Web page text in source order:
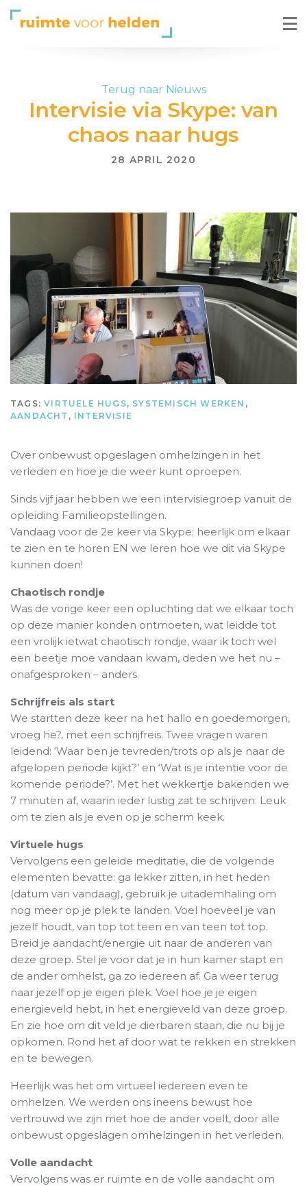
Terug naar Nieuws
Intervisie via Skype: van
chaos naar hugs
28 APRIL 2020
TAGS:VIRTUELE HUGS, SYSTEMISCH WERKEN ,
AANDACHT , INTERVISIE
Over onbewust opgeslagen omhelzingen in het
verleden en hoe je die weer kunt oproepen.
Sinds vijf jaar hebben we een intervisiegroep vanuit de
opleiding Familieopstellingen.
Vandaag voor de 2e keer via Skype: heerlijk om elkaar
te zien en te horen EN we leren hoe we dit via Skype
kunnen doen!
Chaotisch rondje
Was de vorige keer een opluchting dat we elkaar toch
op deze manier konden ontmoeten, wat leidde tot
een vrolijk ietwat chaotisch rondje, waar ik toch wel
een beetje moe vandaan kwam, deden we het nu –
onafgesproken – anders.
Schrijfreis als start
We startten deze keer na het hallo en goedemorgen,
vroeg he?, met een schrijfreis. Twee vragen waren
leidend: ‘Waar ben je tevreden/trots op als je naar de
afgelopen periode kijkt?’ en ‘Wat is je intentie voor de
komende periode?’. Met het wekkertje bakenden we
7 minuten af, waarin ieder lustig zat te schrijven. Leuk
om te zien als je even op je scherm keek.
Virtuele hugs
Vervolgens een geleide meditatie, die de volgende
elementen bevatte: ga lekker zitten, in het heden
(datum van vandaag), gebruik je uitademhaling om
nog meer op je plek te landen. Voel hoeveel je van
jezelf houdt, van top tot teen en van teen tot top.
Breid je aandacht/energie uit naar de anderen van
deze groep. Stel je voor dat je in hun kamer stapt en
de ander omhelst, ga zo iedereen af. Ga weer terug
naar jezelf op je eigen plek. Voel hoe je je eigen
energieveld hebt, in het energieveld van deze groep.
En zie hoe om dit veld je dierbaren staan, die nu bij je
opkomen. Rond het af door wat te rekken en strekken
en te bewegen.
Heerlijk was het om virtueel iedereen even te
omhelzen. We werden ons ineens bewust hoe
vertrouwd we zijn met hoe de ander voelt, door alle
onbewust opgeslagen omhelzingen in het verleden.
Volle aandacht
Vervolgens was er ruimte en de volle aandacht om